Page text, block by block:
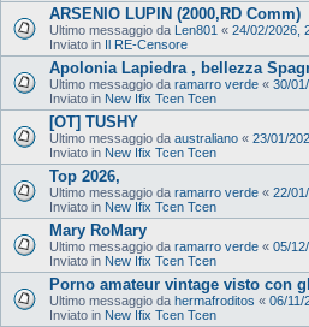
ARSENIO LUPIN (2000,RD Comm)
Ultimo messaggio da Len801 « 24/02/2026,
Inviato in Il RE-Censore
Apolonia Lapiedra , bellezza
Ultimo messaggio da ramarro verde « 30/
Inviato in New Ifix Tcen Tcen
[OT] TUSHY
Ultimo messaggio da australiano « 23/01/
Inviato in New Ifix Tcen Tcen
Top 2026,
Ultimo messaggio da ramarro verde « 22/
Inviato in New Ifix Tcen Tcen
Mary RoMary
Ultimo messaggio da ramarro verde « 05/
Inviato in New Ifix Tcen Tcen
Porno amateur vintage visto con
Ultimo messaggio da hermafroditos « 06/11/
Inviato in New Ifix Tcen Tcen